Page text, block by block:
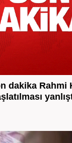
dakika Rahmi